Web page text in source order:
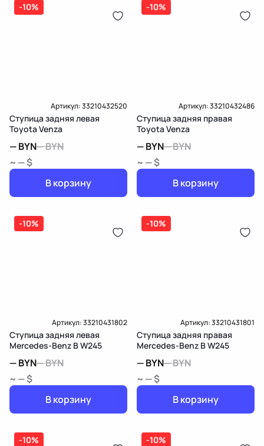
-10%
Артикул:33210432520
Ступица задняя левая
Toyota Venza
—BYN—BYN
~ — $
В корзину
-10%
Артикул:33210432486
Ступица задняя правая
Toyota Venza
—BYN—BYN
~ — $
В корзину
-10%
Артикул:33210431802
Ступица задняя левая
Mercedes-Benz B W245
—BYN—BYN
~ — $
В корзину
-10%
Артикул:33210431801
Ступица задняя правая
Mercedes-Benz B W245
—BYN—BYN
~ — $
В корзину
-10% -10%